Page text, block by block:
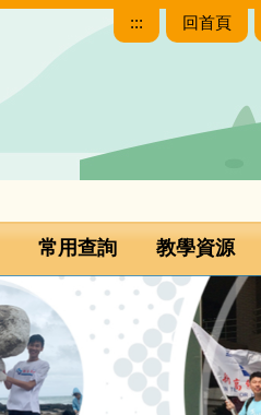
::: 回首頁
常用查詢 教學資源